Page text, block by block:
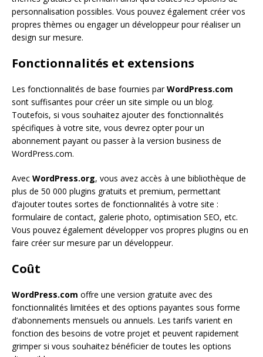
personnalisation possibles. Vous pouvez également créer vos
propres thèmes ou engager un développeur pour réaliser un
design sur mesure.
Fonctionnalités et extensions
Les fonctionnalités de base fournies parWordPress.com
sont suffisantes pour créer un site simple ou un blog.
Toutefois, si vous souhaitez ajouter des fonctionnalités
spécifiques à votre site, vous devrez opter pour un
abonnement payant ou passer à la version business de
WordPress.com.
Avec WordPress.org, vous avez accès à une bibliothèque de
plus de 50 000 plugins gratuits et premium, permettant
d’ajouter toutes sortes de fonctionnalités à votre site :
formulaire de contact, galerie photo, optimisation SEO, etc.
Vous pouvez également développer vos propres plugins ou en
faire créer sur mesure par un développeur.
Coût
WordPress.com offre une version gratuite avec des
fonctionnalités limitées et des options payantes sous forme
d’abonnements mensuels ou annuels. Les tarifs varient en
fonction des besoins de votre projet et peuvent rapidement
grimper si vous souhaitez bénéficier de toutes les options